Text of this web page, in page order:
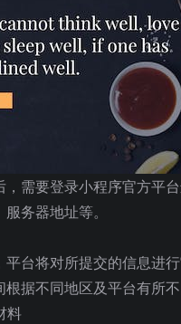
需要登录小程序官方平
务器地址等。
平台将对所提交的信息进
据不同地区及平台有所不
料